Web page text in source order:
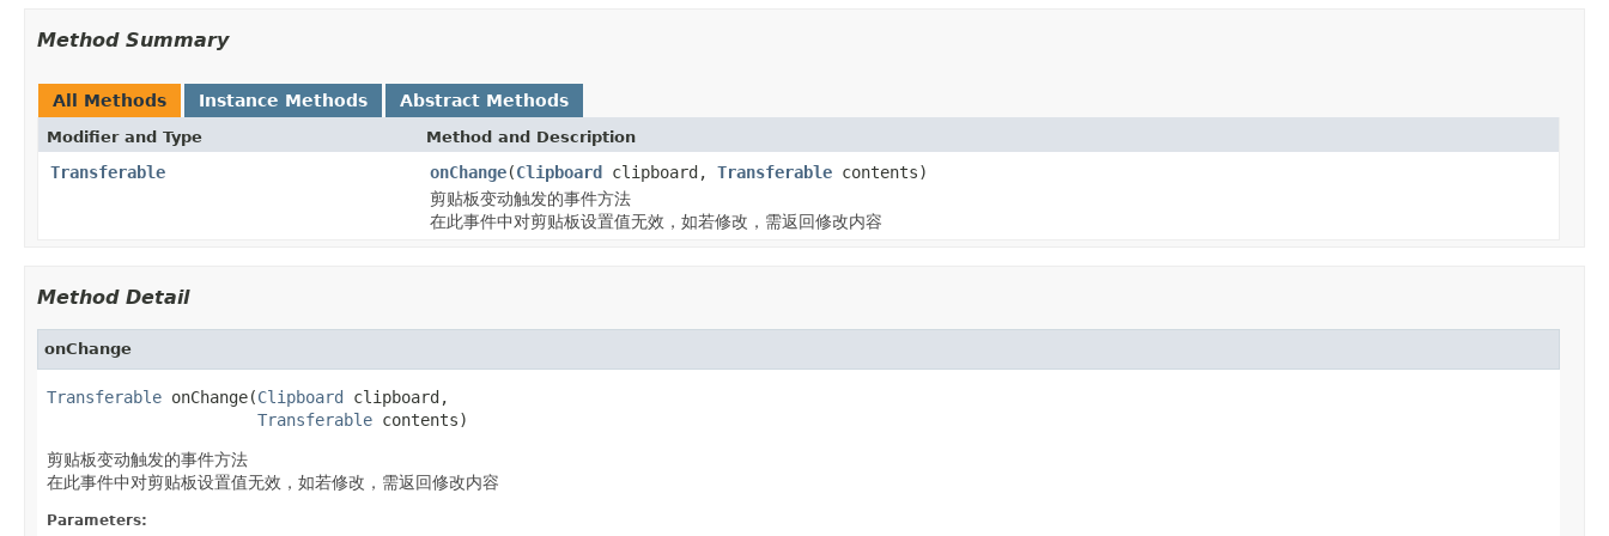
Method Summary
All Methods Instance Methods Abstract Methods
Modifier and Type Method and Description
Transferable onChange(Clipboard clipboard, Transferable contents)
剪贴板变动触发的事件方法
在此事件中对剪贴板设置值无效，如若修改，需返回修改内容
Method Detail
onChange
Transferable onChange(Clipboard clipboard,
Transferable contents)
剪贴板变动触发的事件方法
在此事件中对剪贴板设置值无效，如若修改，需返回修改内容
Parameters: